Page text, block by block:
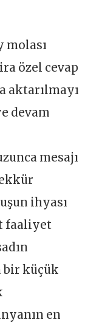
molası
özel cevap
aktarılmayı
devam
mesajı
ihyası
faaliyet
küçük
en